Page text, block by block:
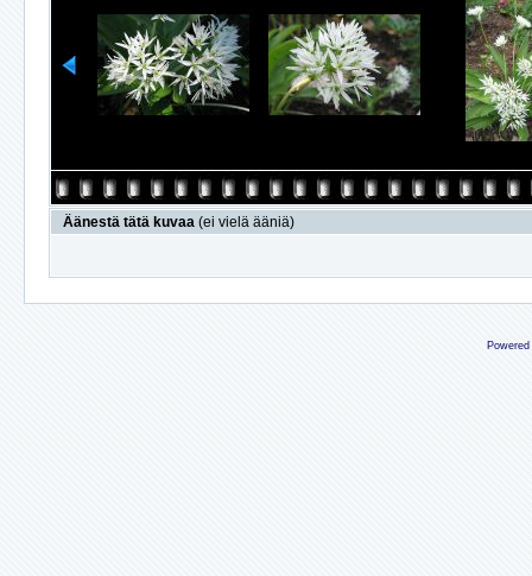
Äänestä tätä kuvaa (ei vielä ääniä)